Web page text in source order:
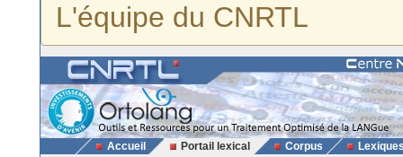
L'équipe du CNRTL
Accueil Portail lexical Corpus